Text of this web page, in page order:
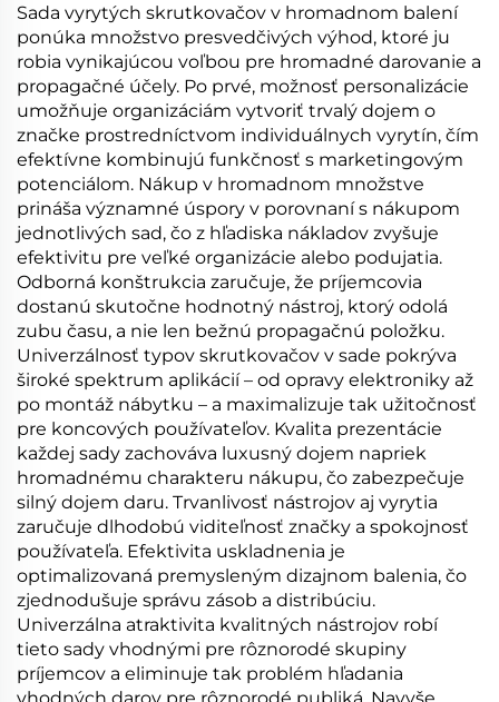
Sada vyrytých skrutkovačov v hromadnom balení
ponúka množstvo presvedčivých výhod, ktoré ju
robia vynikajúcou voľbou pre hromadné darovanie a
propagačné účely. Po prvé, možnosť personalizácie
umožňuje organizáciám vytvoriť trvalý dojem o
značke prostredníctvom individuálnych vyrytín, čím
efektívne kombinujú funkčnosť s marketingovým
potenciálom. Nákup v hromadnom množstve
prináša významné úspory v porovnaní s nákupom
jednotlivých sad, čo z hľadiska nákladov zvyšuje
efektivitu pre veľké organizácie alebo podujatia.
Odborná konštrukcia zaručuje, že príjemcovia
dostanú skutočne hodnotný nástroj, ktorý odolá
zubu času, a nie len bežnú propagačnú položku.
Univerzálnosť typov skrutkovačov v sade pokrýva
široké spektrum aplikácií – od opravy elektroniky až
po montáž nábytku – a maximalizuje tak užitočnosť
pre koncových používateľov. Kvalita prezentácie
každej sady zachováva luxusný dojem napriek
hromadnému charakteru nákupu, čo zabezpečuje
silný dojem daru. Trvanlivosť nástrojov aj vyrytia
zaručuje dlhodobú viditeľnosť značky a spokojnosť
používateľa. Efektivita uskladnenia je
optimalizovaná premysleným dizajnom balenia, čo
zjednodušuje správu zásob a distribúciu.
Univerzálna atraktivita kvalitných nástrojov robí
tieto sady vhodnými pre rôznorodé skupiny
príjemcov a eliminuje tak problém hľadania